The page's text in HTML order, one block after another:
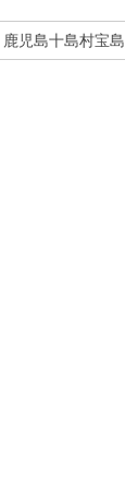
鹿児島十島村宝島